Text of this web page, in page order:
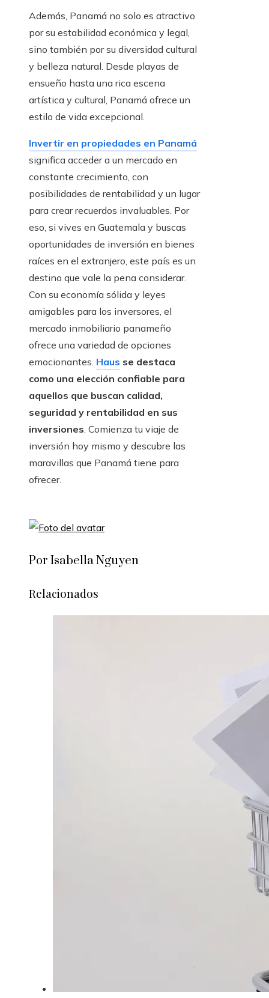
Además, Panamá no solo es atractivo
por su estabilidad económica y legal,
sino también por su diversidad cultural
y belleza natural. Desde playas de
ensueño hasta una rica escena
artística y cultural, Panamá ofrece un
estilo de vida excepcional.
Invertir en propiedades en Panamá
significa acceder a un mercado en
constante crecimiento, con
posibilidades de rentabilidad y un lugar
para crear recuerdos invaluables. Por
eso, si vives en Guatemala y buscas
oportunidades de inversión en bienes
raíces en el extranjero, este país es un
destino que vale la pena considerar.
Con su economía sólida y leyes
amigables para los inversores, el
mercado inmobiliario panameño
ofrece una variedad de opciones
emocionantes. Haus se destaca
como una elección confiable para
aquellos que buscan calidad,
seguridad y rentabilidad en sus
inversiones . Comienza tu viaje de
inversión hoy mismo y descubre las
maravillas que Panamá tiene para
ofrecer.
Por Isabella Nguyen
Relacionados